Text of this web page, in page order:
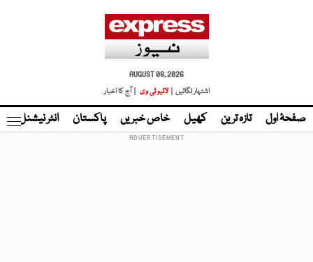
AUGUST 08, 2026
اشتہار لگائیں |
لائیو ٹی وی | آج کا اخبار
صفحۂ اول تازہ ترین کھیل خاص خبریں پاکستان انٹر نیشنل